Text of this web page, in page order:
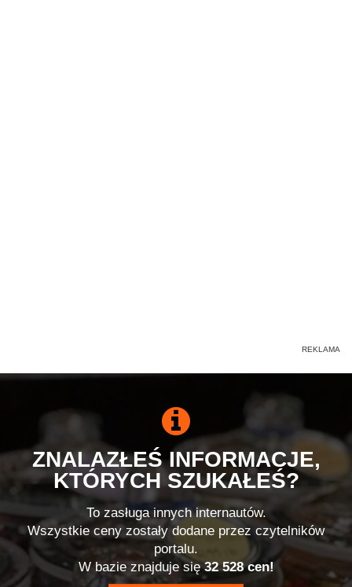
ZNALAZŁEŚ INFORMACJE,
KTÓRYCH SZUKAŁEŚ?
To zasługa innych internautów.
Wszystkie ceny zostały dodane przez czytelników
portalu.
W bazie znajduje się32 528 cen!